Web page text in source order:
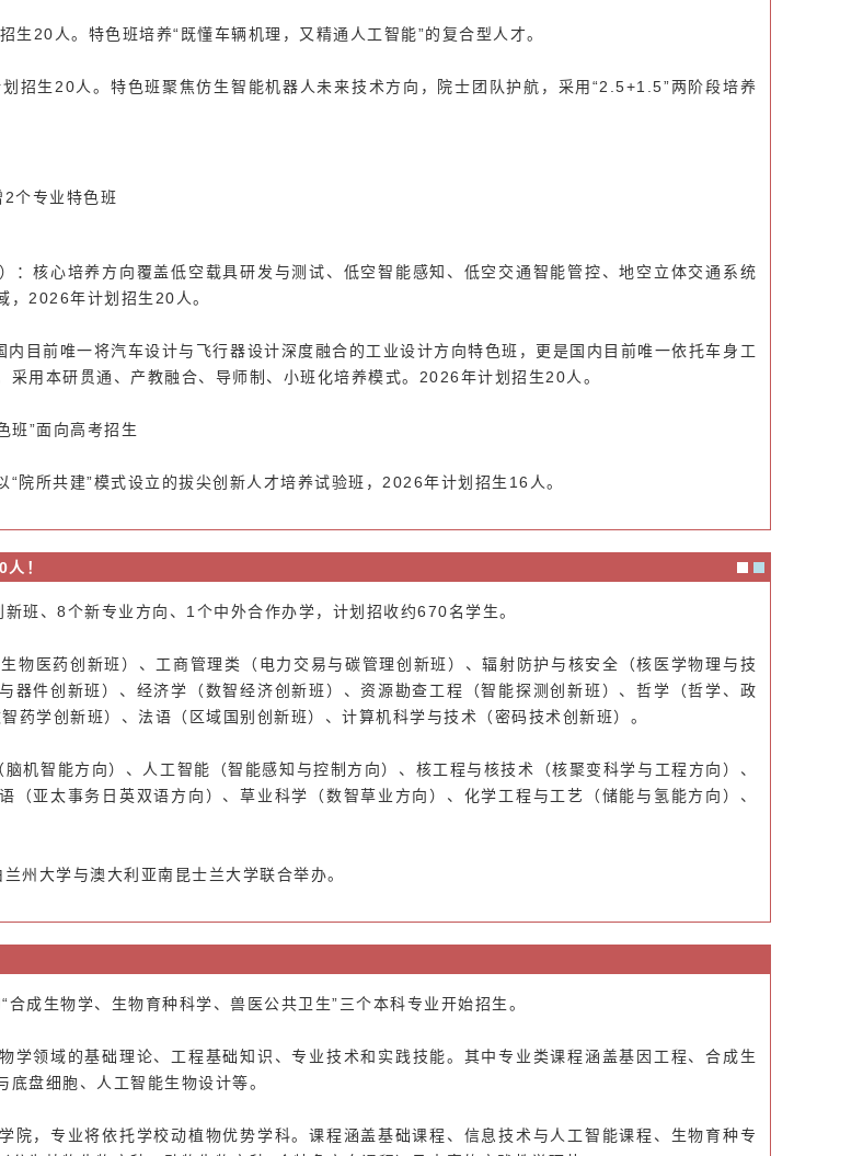
生20人。特色班培养“既懂车辆机理，又精通人工智能”的复合型人才。
招生20人。特色班聚焦仿生智能机器人未来技术方向， 院士团队护航， 采用“2.5+1.5”两阶段培养
个专业特色班
：核心培养方向覆盖低空载具研发与测试、低空智能感知、低空交通智能管控、地空立体交通系统
，2026年计划招生20人。
内目前唯一将汽车设计与飞行器设计深度融合的工业设计方向特色班，更是国内目前唯一依托车身工
采用本研贯通、产教融合、导师制、小班化培养模式。2026年计划招生20人。
班”面向高考招生
“院所共建”模式设立的拔尖创新人才培养试验班，2026年计划招生16人。
！
班、8个新专业方向、1个中外合作办学，计划招收约670名学生。
物医药创新班）、工商管理类（电力交易与碳管理创新班）、辐射防护与核安全（核医学物理与技
器件创新班）、经济学（数智经济创新班）、资源勘查工程（智能探测创新班）、哲学（哲学、政
药学创新班）、法语（区域国别创新班）、计算机科学与技术（密码技术创新班）。
机智能方向）、人工智能（智能感知与控制方向）、核工程与核技术（核聚变科学与工程方向）、
（亚太事务日英双语方向）、草业科学（数智草业方向）、化学工程与工艺（储能与氢能方向）、
兰州大学与澳大利亚南昆士兰大学联合举办。
成生物学、生物育种科学、兽医公共卫生”三个本科专业开始招生。
学领域的基础理论、工程基础知识、专业技术和实践技能。其中专业类课程涵盖基因工程、合成生
盘细胞、人工智能生物设计等。
院，专业将依托学校动植物优势学科。课程涵盖基础课程、信息技术与人工智能课程、生物育种专